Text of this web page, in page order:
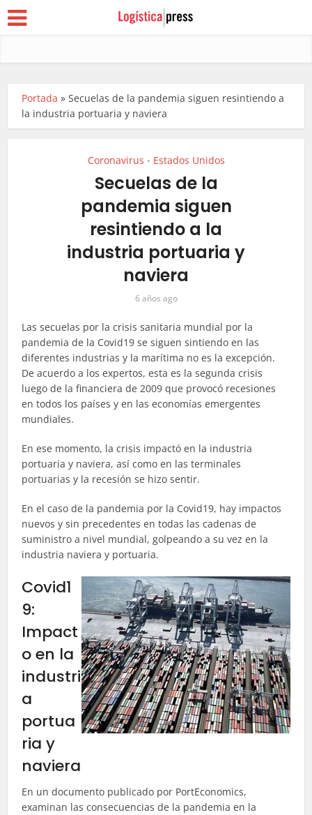
Portada »Secuelas de la pandemia siguen resintiendo a
la industria portuaria y naviera
Coronavirus • Estados Unidos
Secuelas de la
pandemia siguen
resintiendo a la
industria portuaria y
naviera
6 años ago
Las secuelas por la crisis sanitaria mundial por la
pandemia de la Covid19 se siguen sintiendo en las
diferentes industrias y la marítima no es la excepción.
De acuerdo a los expertos, esta es la segunda crisis
luego de la financiera de 2009 que provocó recesiones
en todos los países y en las economías emergentes
mundiales.
En ese momento, la crisis impactó en la industria
portuaria y naviera, así como en las terminales
portuarias y la recesión se hizo sentir.
En el caso de la pandemia por la Covid19, hay impactos
nuevos y sin precedentes en todas las cadenas de
suministro a nivel mundial, golpeando a su vez en la
industria naviera y portuaria.
Covid1
9:
Impact
o en la
industri
a
portua
ria y
naviera
En un documento publicado por PortEconomics,
examinan las consecuencias de la pandemia en la